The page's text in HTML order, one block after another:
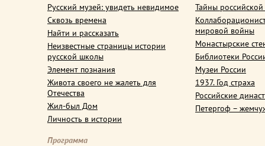
Русский музей: увидеть невидимое
Сквозь времена
Найти и рассказать
Неизвестные страницы истории
русской школы
Элемент познания
Живота своего не жалеть для
Отечества
Жил-был Дом
Личность в истории
Тайны
мировой войны
Монастырские
Библиотеки
Музеи России
1937. Год страха
Российские
Петергоф –
Программа